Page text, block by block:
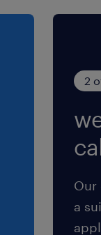
2
Our
a